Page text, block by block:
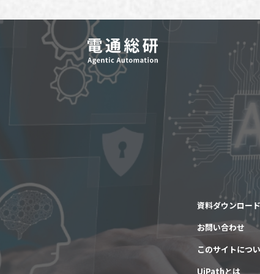
資料ダウンロード
お問い合わせ
このサイトにつ
UiPathとは